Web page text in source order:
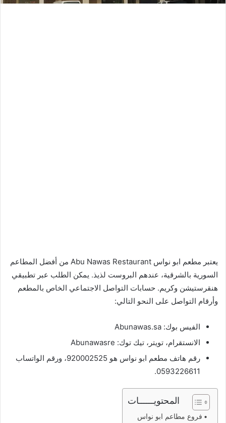
يعتبر مطعم ابو نواس Abu Nawas Restaurant من أفضل المطاعم
السورية بالشرقية، عندهم البروست لذيذ. يمكن الطلب عبر تطبيقي
هنقرستيشن وكريم. حسابات التواصل الاجتماعي الخاص بالمطعم
وأرقام التواصل على النحو التالي:
الفيس بوك: Abunawas.sa
الانستقرام، تويتر، تيك توك: Abunawasre
رقم هاتف مطعم ابو نواس هو 920002525، ورقم الواتساب
0593226611.
المحتويــــــات
فروع مطاعم ابو نواس